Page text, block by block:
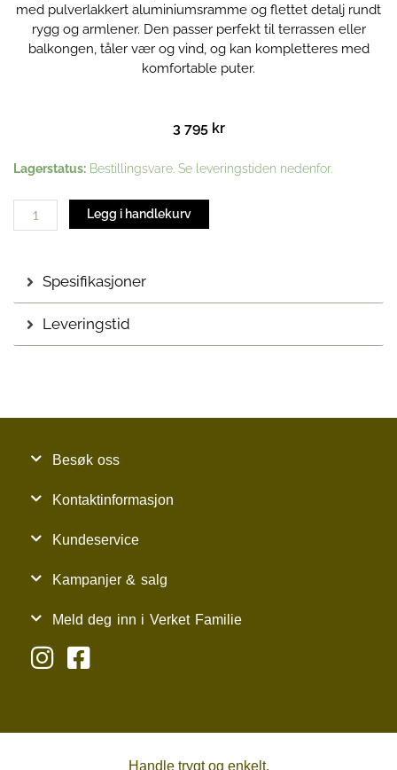
med pulverlakkert aluminiumsramme og flettet detalj rundt
rygg og armlener. Den passer perfekt til terrassen eller
balkongen, tåler vær og vind, og kan kompletteres med
komfortable puter.
3 795 kr
Lagerstatus: Bestillingsvare. Se leveringstiden nedenfor.
Vipp
Lagrasse
Legg i handlekurv
Spesifikasjoner
Leveringstid
Besøk oss
Kontaktinformasjon
Kundeservice
Kampanjer & salg
Meld deg inn i Verket Familie
Handle trygt og enkelt.